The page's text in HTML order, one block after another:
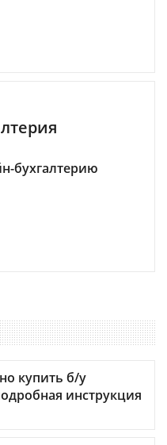
бухгалтерию
купить б/у
инструкция